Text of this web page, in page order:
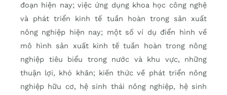
đoạn hiện nay; việc ứng dụng khoa học công nghệ
và phát triển kinh tế tuần hoàn trong sản xuất
nông nghiệp hiện nay; một số ví dụ điển hình về
mô hình sản xuất kinh tế tuần hoàn trong nông
nghiệp tiêu biểu trong nước và khu vực, những
thuận lợi, khó khăn; kiến thức về phát triển nông
nghiệp hữu cơ, hệ sinh thái nông nghiệp, hệ sinh